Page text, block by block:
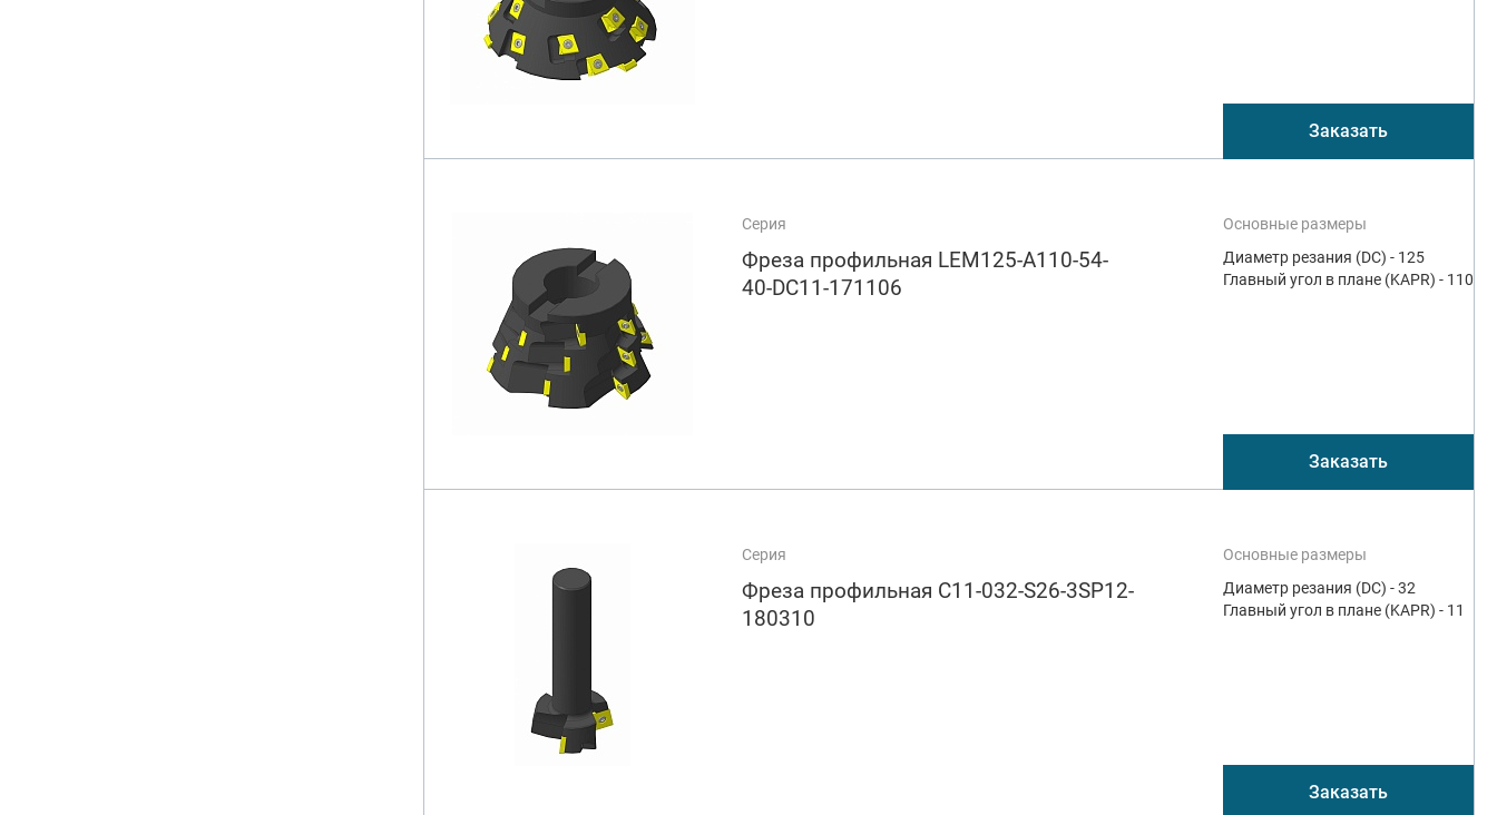
Заказать
Серия
Фреза профильная LEM125-A110-54-
40-DC11-171106
Основные размеры
Диаметр резания (DC) - 125
Главный угол в плане (KAPR) - 110
Заказать
Серия
Фреза профильная C11-032-S26-3SP12-
180310
Основные размеры
Диаметр резания (DC) - 32
Главный угол в плане (KAPR) - 11
Заказать